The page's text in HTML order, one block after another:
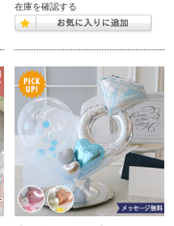
在庫を確認する